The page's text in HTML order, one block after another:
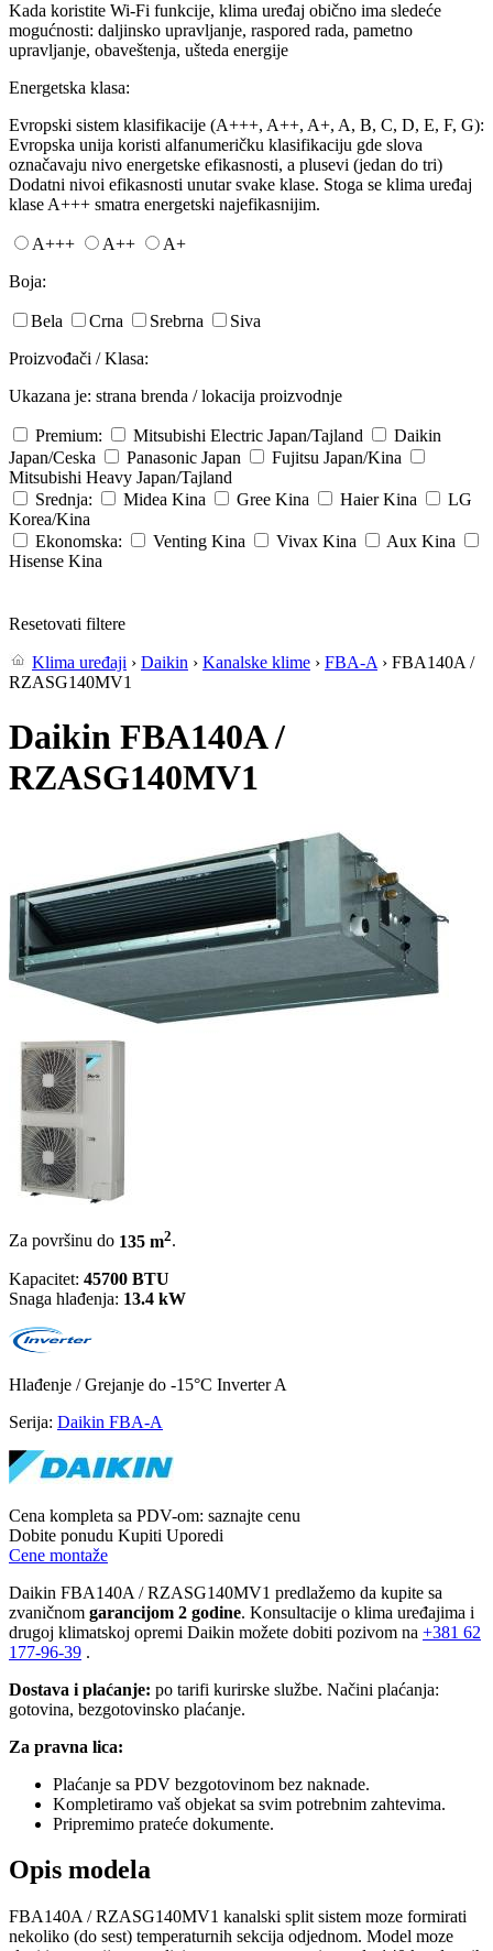
Kada koristite Wi-Fi funkcije, klima uređaj obično ima sledeće
mogućnosti: daljinsko upravljanje, raspored rada, pametno
upravljanje, obaveštenja, ušteda energije
Energetska klasa:
Evropski sistem klasifikacije (A+++, A++, A+, A, B, C, D, E, F, G):
Evropska unija koristi alfanumeričku klasifikaciju gde slova
označavaju nivo energetske efikasnosti, a plusevi (jedan do tri)
Dodatni nivoi efikasnosti unutar svake klase. Stoga se klima uređaj
klase A+++ smatra energetski najefikasnijim.
A+++ A++
A+
Boja:
Bela Crna Srebrna
Siva
Proizvođači / Klasa:
Ukazana je: strana brenda / lokacija proizvodnje
Premium: Mitsubishi Electric Japan/Tajland
Daikin
Japan/Ceska
Panasonic Japan Fujitsu Japan/Kina
Mitsubishi Heavy Japan/Tajland
Srednja:
Midea Kina Gree Kina Haier Kina
LG
Korea/Kina
Ekonomska:
Venting Kina Vivax Kina Aux Kina
Hisense Kina
Resetovati filtere
Klima uređaji › Daikin › Kanalske klime › FBA-A › FBA140A /
RZASG140MV1
Daikin FBA140A /
RZASG140MV1
Za površinu do 135 m2.
Kapacitet: 45700 BTU
Snaga hlađenja: 13.4 kW
Hlađenje / Grejanje do -15°C Inverter A
Serija: Daikin FBA-A
Cena kompleta sa PDV-om: saznajte cenu
Dobite ponudu Kupiti Uporedi
Cene montaže
Daikin FBA140A / RZASG140MV1 predlažemo da kupite sa
zvaničnom garancijom 2 godine. Konsultacije o klima uređajima i
drugoj klimatskoj opremi Daikin možete dobiti pozivom na +381 62
177-96-39 .
Dostava i plaćanje: po tarifi kurirske službe. Načini plaćanja:
gotovina, bezgotovinsko plaćanje.
Za pravna lica:
Plaćanje sa PDV bezgotovinom bez naknade.
Kompletiramo vaš objekat sa svim potrebnim zahtevima.
Pripremimo prateće dokumente.
Opis modela
FBA140A / RZASG140MV1 kanalski split sistem moze formirati
nekoliko (do sest) temperaturnih sekcija odjednom. Model moze